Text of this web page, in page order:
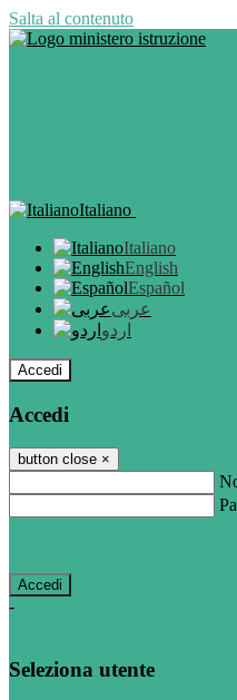
Salta al contenuto
Italiano
Italiano
English
Español
عربى
اردو
Accedi
Accedi
button close ×
-
Seleziona utente